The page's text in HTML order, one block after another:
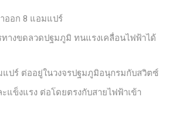
ออก 8 แอมแปร์
างขดลวดปฐมภูมิ ทนแรงเคลื่อนไฟฟ้าได้
ปร์ ต่ออยู่ในวงจรปฐมภูมิอนุกรมกับสวิตซ์
แข็งแรง ต่อโดยตรงกับสายไฟฟ้าเข้า